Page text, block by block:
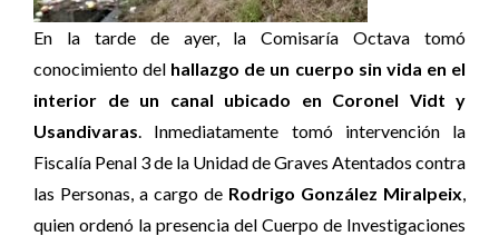
En la tarde de ayer, la Comisaría Octava tomó
conocimiento del hallazgo de un cuerpo sin vida en el
interior de un canal ubicado en Coronel Vidt y
Usandivaras. Inmediatamente tomó intervención la
Fiscalía Penal 3 de la Unidad de Graves Atentados contra
las Personas, a cargo de Rodrigo González Miralpeix,
quien ordenó la presencia del Cuerpo de Investigaciones